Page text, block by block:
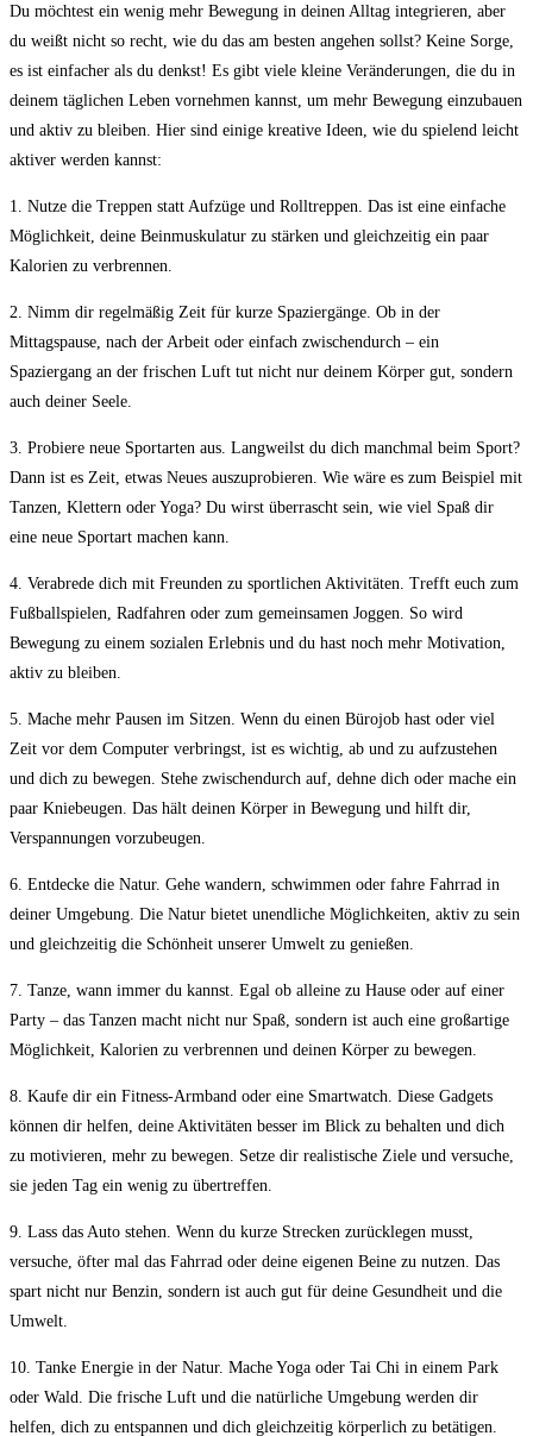
Du ‍möchtest ein wenig ​mehr Bewegung‍ in‌ deinen Alltag ‌integrieren, aber​
du weißt nicht so ​recht, wie du das am ⁤besten angehen ⁣sollst?​ Keine ⁤Sorge,
es⁤ ist einfacher⁣ als du ‌denkst! Es gibt viele kleine Veränderungen, die⁣ du in
deinem täglichen Leben vornehmen kannst, um mehr Bewegung⁣ einzubauen
und aktiv zu bleiben. Hier sind einige kreative Ideen, wie du ​spielend leicht
aktiver ​werden kannst:
1. ⁤Nutze die Treppen statt Aufzüge und‌ Rolltreppen. Das ist ​eine einfache
Möglichkeit, deine Beinmuskulatur ​zu ​stärken ​und‌ gleichzeitig⁢ ein paar
Kalorien zu verbrennen.
2.⁤ Nimm dir regelmäßig Zeit für kurze Spaziergänge. ​Ob ⁢in der
Mittagspause,⁤ nach der‌ Arbeit ​oder ‍einfach zwischendurch – ein
Spaziergang an der frischen Luft tut nicht nur deinem Körper gut,‌ sondern
‌auch deiner Seele.
3. Probiere‍ neue Sportarten aus. Langweilst du‌ dich⁣ manchmal beim Sport?
Dann ist es Zeit, etwas Neues auszuprobieren. Wie wäre‍ es ​zum Beispiel mit
Tanzen, Klettern oder⁣ Yoga? Du wirst‍ überrascht sein, wie ‌viel Spaß ‍dir
eine neue Sportart⁤ machen‌ kann.
4. Verabrede⁢ dich ‌mit ⁤Freunden zu sportlichen‌ Aktivitäten.⁤ Trefft ‍euch zum
Fußballspielen, Radfahren ​oder zum gemeinsamen Joggen. So wird
Bewegung zu einem sozialen Erlebnis und du hast ‍noch mehr ⁣Motivation,
aktiv zu bleiben.
5.⁣ Mache mehr Pausen ⁢im Sitzen.​ Wenn du einen Bürojob hast oder ⁣viel
‌Zeit vor dem Computer​ verbringst, ‌ist es wichtig, ab⁤ und zu‌ aufzustehen‍
und dich zu⁢ bewegen. ‍Stehe zwischendurch auf, dehne dich oder mache‍ ein
paar Kniebeugen. Das ⁤hält⁤ deinen ⁣Körper⁣ in ⁤Bewegung und ⁣hilft​ dir,‍
Verspannungen vorzubeugen.
6. ⁣Entdecke die Natur. Gehe wandern, schwimmen oder fahre Fahrrad in
deiner Umgebung.‌ Die Natur bietet⁣ unendliche Möglichkeiten,⁢ aktiv zu sein
​und gleichzeitig die Schönheit unserer ‌Umwelt zu genießen.
7.‌ Tanze, wann immer du kannst. Egal ob alleine zu Hause oder auf einer
Party –⁢ das Tanzen macht nicht ‌nur Spaß, sondern ist auch‍ eine großartige
Möglichkeit, Kalorien ‍zu verbrennen und deinen Körper zu ‍bewegen.
8. Kaufe dir ‌ein ⁢Fitness-Armband oder eine Smartwatch. Diese Gadgets
können dir helfen, deine ⁤Aktivitäten‌ besser im Blick zu ⁣behalten und ​dich
zu⁣ motivieren,⁤ mehr‍ zu ⁢bewegen. Setze ‍dir⁢ realistische Ziele und versuche,
sie jeden ‍Tag ein⁢ wenig zu übertreffen.
9. Lass ‌das Auto stehen. Wenn du kurze Strecken‌ zurücklegen musst,
versuche, öfter mal das⁢ Fahrrad oder deine‍ eigenen Beine zu nutzen. Das
spart⁤ nicht nur Benzin, sondern ist auch gut für deine Gesundheit und die ​
Umwelt.
10. Tanke Energie in der Natur. ⁤Mache Yoga oder‍ Tai Chi ‌in einem Park
oder Wald.⁣ Die frische‍ Luft und die natürliche Umgebung werden dir
helfen, dich ‍zu​ entspannen und dich ⁢gleichzeitig körperlich ⁤zu betätigen.